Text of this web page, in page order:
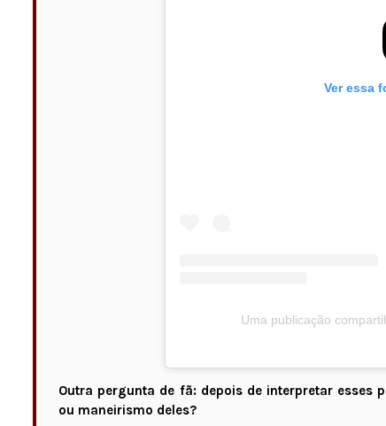
Ver essa
Uma publicação
Outra pergunta de fã: depois de interpretar
ou maneirismo deles?